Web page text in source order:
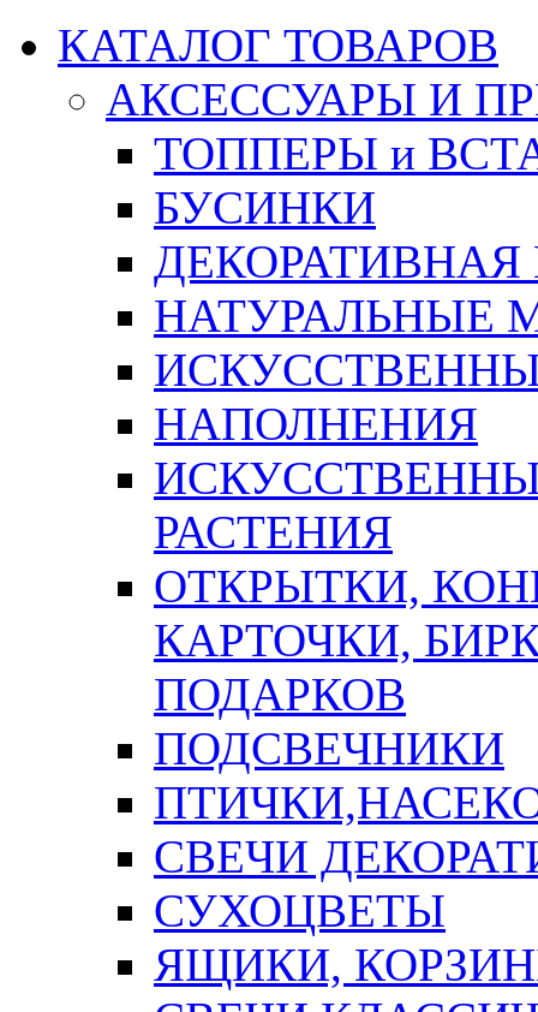
КАТАЛОГ ТОВАРОВ
АКСЕССУАРЫ И
ТОППЕРЫ и
БУСИНКИ
ДЕКОРАТИВНАЯ
НАТУРАЛЬНЫЕ
НАПОЛНЕНИЯ
РАСТЕНИЯ
ОТКРЫТКИ,
КАРТОЧКИ,
ПОДАРКОВ
ПОДСВЕЧНИКИ
СВЕЧИ
СУХОЦВЕТЫ
ЯЩИКИ,